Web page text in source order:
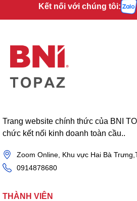
Kết nối với chúng tôi:
Trang website chính thức của BNI
chức kết nối kinh doanh toàn cầu..
Zoom Online, Khu vực Hai Bà
0914878680
THÀNH VIÊN